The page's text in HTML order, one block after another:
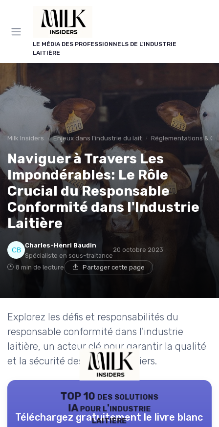
LE MÉDIA DES PROFESSIONNELS DE L'INDUSTRIE
LAITIÈRE
Milk Insiders Enjeux dans l'industrie du lait Réglementations &
Naviguer à Travers Les
Impondérables: Le Rôle
Crucial du Responsable
Conformité dans l'Industrie
Laitière
Charles-Henri Baudin
Spécialiste en sous-traitance
20 octobre 2023
8 min de lecture Partager cette page
Explorez les défis et responsabilités du
responsable conformité dans l'industrie
laitière, un acteur clé pour garantir la qualité
et la sécurité des produits laitiers.
TOP 10 des solutions
IA pour l'industrie
laitière
Téléchargez gratuitement le livre blanc